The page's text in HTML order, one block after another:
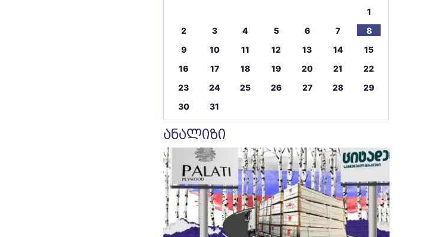
1
2
3 4 5 6 7
8
9
10 11 12 13 14
15
16
17 18 19 20 21
22
23
24 25 26 27 28
29
30
31
ანალიზი